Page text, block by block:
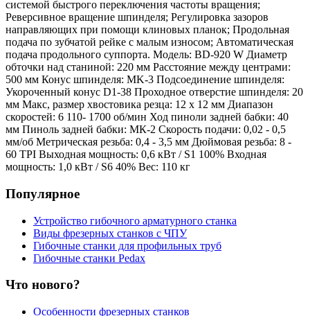
системой быстрого переключения частоты вращения;
Реверсивное вращение шпинделя; Регулировка зазоров
направляющих при помощи клиновых планок; Продольная
подача по зубчатой рейке с малым износом; Автоматическая
подача продольного суппорта. Модель: BD-920 W Диаметр
обточки над станиной: 220 мм Расстояние между центрами:
500 мм Конус шпинделя: MK-3 Подсоединение шпинделя:
Укороченный конус D1-38 Проходное отверстие шпинделя: 20
мм Макс, размер хвостовика резца: 12 х 12 мм Диапазон
скоростей: 6 110- 1700 об/мин Ход пиноли задней бабки: 40
мм Пиноль задней бабки: МК-2 Скорость подачи: 0,02 - 0,5
мм/об Метрическая резьба: 0,4 - 3,5 мм Дюймовая резьба: 8 -
60 TPI Выходная мощность: 0,6 кВт / S1 100% Входная
мощность: 1,0 кВт / S6 40% Вес: 110 кг
Популярное
Устройство гибочного арматурного станка
Виды фрезерных станков с ЧПУ
Гибочные станки для профильных труб
Гибочные станки Pedax
Что нового?
Особенности фрезерных станков